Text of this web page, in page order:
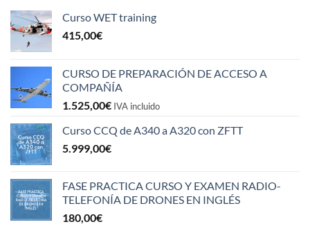
Curso WET training
415,00€
CURSO DE PREPARACIÓN DE ACCESO A
COMPAÑÍA
1.525,00€ IVA incluido
Curso CCQ de A340 a A320 con ZFTT
5.999,00€
FASE PRACTICA CURSO Y EXAMEN RADIO-
TELEFONÍA DE DRONES EN INGLÉS
180,00€